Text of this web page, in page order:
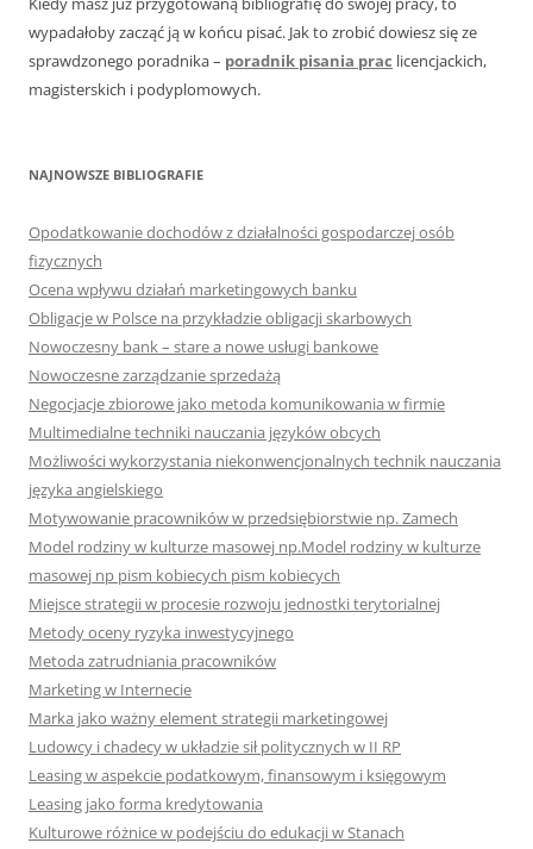
wypadałoby zacząć ją w końcu pisać. Jak to zrobić dowiesz się ze
sprawdzonego poradnika – poradnik pisania prac licencjackich,
magisterskich i podyplomowych.
NAJNOWSZE BIBLIOGRAFIE
Opodatkowanie dochodów z działalności gospodarczej osób
fizycznych
Ocena wpływu działań marketingowych banku
Obligacje w Polsce na przykładzie obligacji skarbowych
Nowoczesny bank – stare a nowe usługi bankowe
Nowoczesne zarządzanie sprzedażą
Negocjacje zbiorowe jako metoda komunikowania w firmie
Multimedialne techniki nauczania języków obcych
Możliwości wykorzystania niekonwencjonalnych technik nauczania
języka angielskiego
Motywowanie pracowników w przedsiębiorstwie np. Zamech
Model rodziny w kulturze masowej np.Model rodziny w kulturze
masowej np pism kobiecych pism kobiecych
Miejsce strategii w procesie rozwoju jednostki terytorialnej
Metody oceny ryzyka inwestycyjnego
Metoda zatrudniania pracowników
Marketing w Internecie
Marka jako ważny element strategii marketingowej
Ludowcy i chadecy w układzie sił politycznych w II RP
Leasing w aspekcie podatkowym, finansowym i księgowym
Leasing jako forma kredytowania
Kulturowe różnice w podejściu do edukacji w Stanach